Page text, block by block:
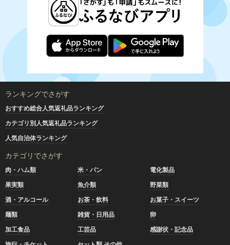
ランキングでさがす
おすすめ総合人気返礼品ランキング
カテゴリ別人気返礼品ランキング
人気自治体ランキング
カテゴリでさがす
肉・ハム類 米・パン
電化製品
果実類
魚介類
野菜類
酒・アルコール
お茶・飲料
お菓子・スイーツ
麺類
雑貨・日用品
卵
加工食品
工芸品
感謝状・記念品